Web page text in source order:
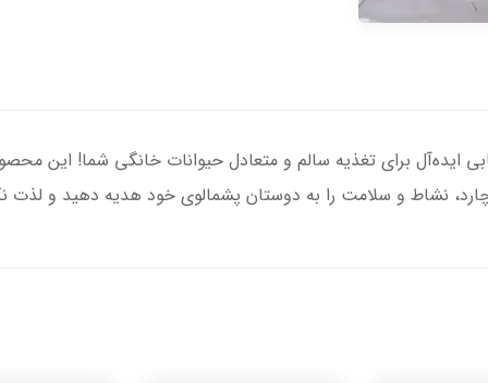
ایده‌آل برای تغذیه سالم و متعادل حیوانات خانگی شما! این
نشاط و سلامت را به دوستان پشمالوی خود هدیه دهید و لذت